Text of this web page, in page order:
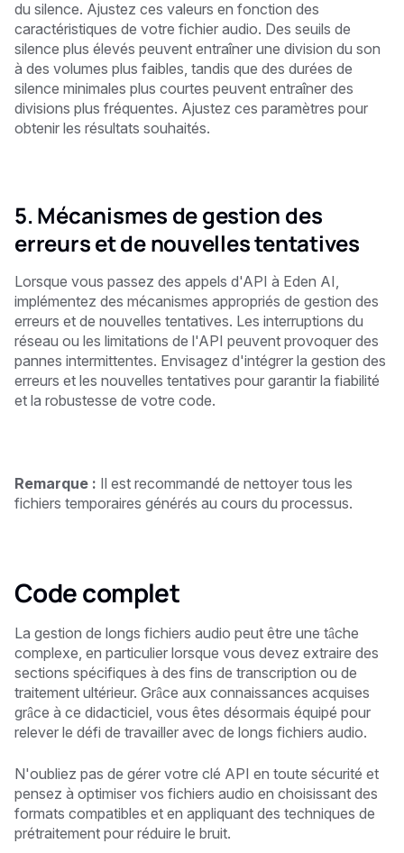
du silence. Ajustez ces valeurs en fonction des
caractéristiques de votre fichier audio. Des seuils de
silence plus élevés peuvent entraîner une division du son
à des volumes plus faibles, tandis que des durées de
silence minimales plus courtes peuvent entraîner des
divisions plus fréquentes. Ajustez ces paramètres pour
obtenir les résultats souhaités.
5. Mécanismes de gestion des
erreurs et de nouvelles tentatives
Lorsque vous passez des appels d'API à Eden AI,
implémentez des mécanismes appropriés de gestion des
erreurs et de nouvelles tentatives. Les interruptions du
réseau ou les limitations de l'API peuvent provoquer des
pannes intermittentes. Envisagez d'intégrer la gestion des
erreurs et les nouvelles tentatives pour garantir la fiabilité
et la robustesse de votre code.
Remarque : Il est recommandé de nettoyer tous les
fichiers temporaires générés au cours du processus.
Code complet
La gestion de longs fichiers audio peut être une tâche
complexe, en particulier lorsque vous devez extraire des
sections spécifiques à des fins de transcription ou de
traitement ultérieur. Grâce aux connaissances acquises
grâce à ce didacticiel, vous êtes désormais équipé pour
relever le défi de travailler avec de longs fichiers audio.
N'oubliez pas de gérer votre clé API en toute sécurité et
pensez à optimiser vos fichiers audio en choisissant des
formats compatibles et en appliquant des techniques de
prétraitement pour réduire le bruit.